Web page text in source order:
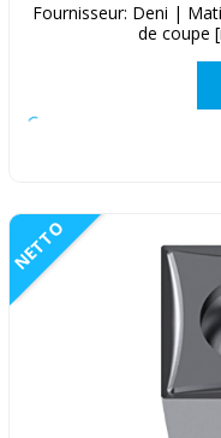
Fournisseur: Deni |
de coupe
NETTO